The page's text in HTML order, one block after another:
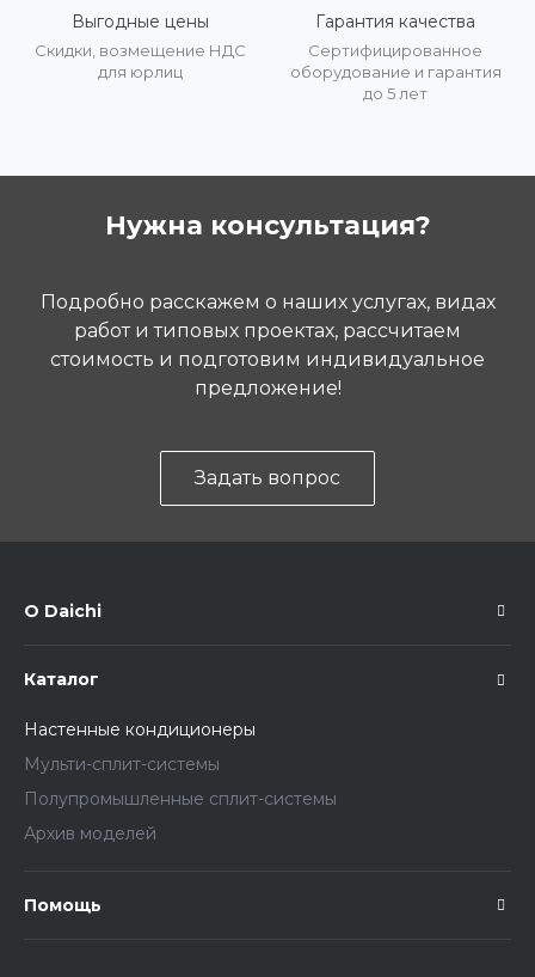
Выгодные цены
Скидки, возмещение НДС
для юрлиц
Гарантия качества
Сертифицированное
оборудование и гарантия
до 5 лет
Нужна консультация?
Подробно расскажем о наших услугах, видах
работ и типовых проектах, рассчитаем
стоимость и подготовим индивидуальное
предложение!
Задать вопрос
О Daichi
Каталог
Настенные кондиционеры
Мульти-сплит-системы
Полупромышленные сплит-системы
Архив моделей
Помощь